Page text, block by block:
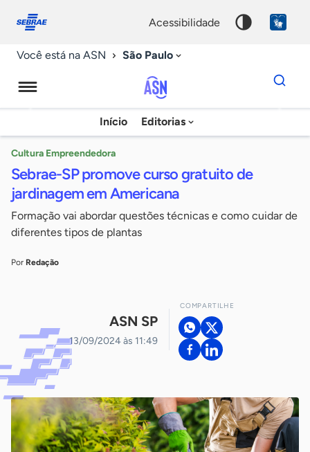
conosco
acessibilidade
Você está na ASN São Paulo
Agência
Sebrae
Notícias
Início Editorias
Dados
para
chave
Cultura Empreendedora
Sebrae-SP promove curso gratuito de
jardinagem em Americana
Formação vai abordar questões técnicas e como cuidar de
diferentes tipos de plantas
Por Redação
ASN SP
13/09/2024 às 11:49
COMPARTILHE